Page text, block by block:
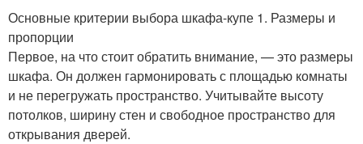
Основные критерии выбора шкафа-купе 1. Размеры и
пропорции
Первое, на что стоит обратить внимание, — это размеры
шкафа. Он должен гармонировать с площадью комнаты
и не перегружать пространство. Учитывайте высоту
потолков, ширину стен и свободное пространство для
открывания дверей.